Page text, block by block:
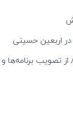
اربعین حسینی